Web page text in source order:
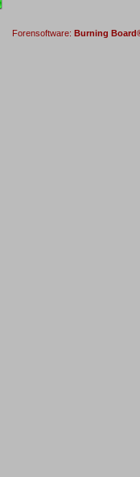
Forensoftware: Burning